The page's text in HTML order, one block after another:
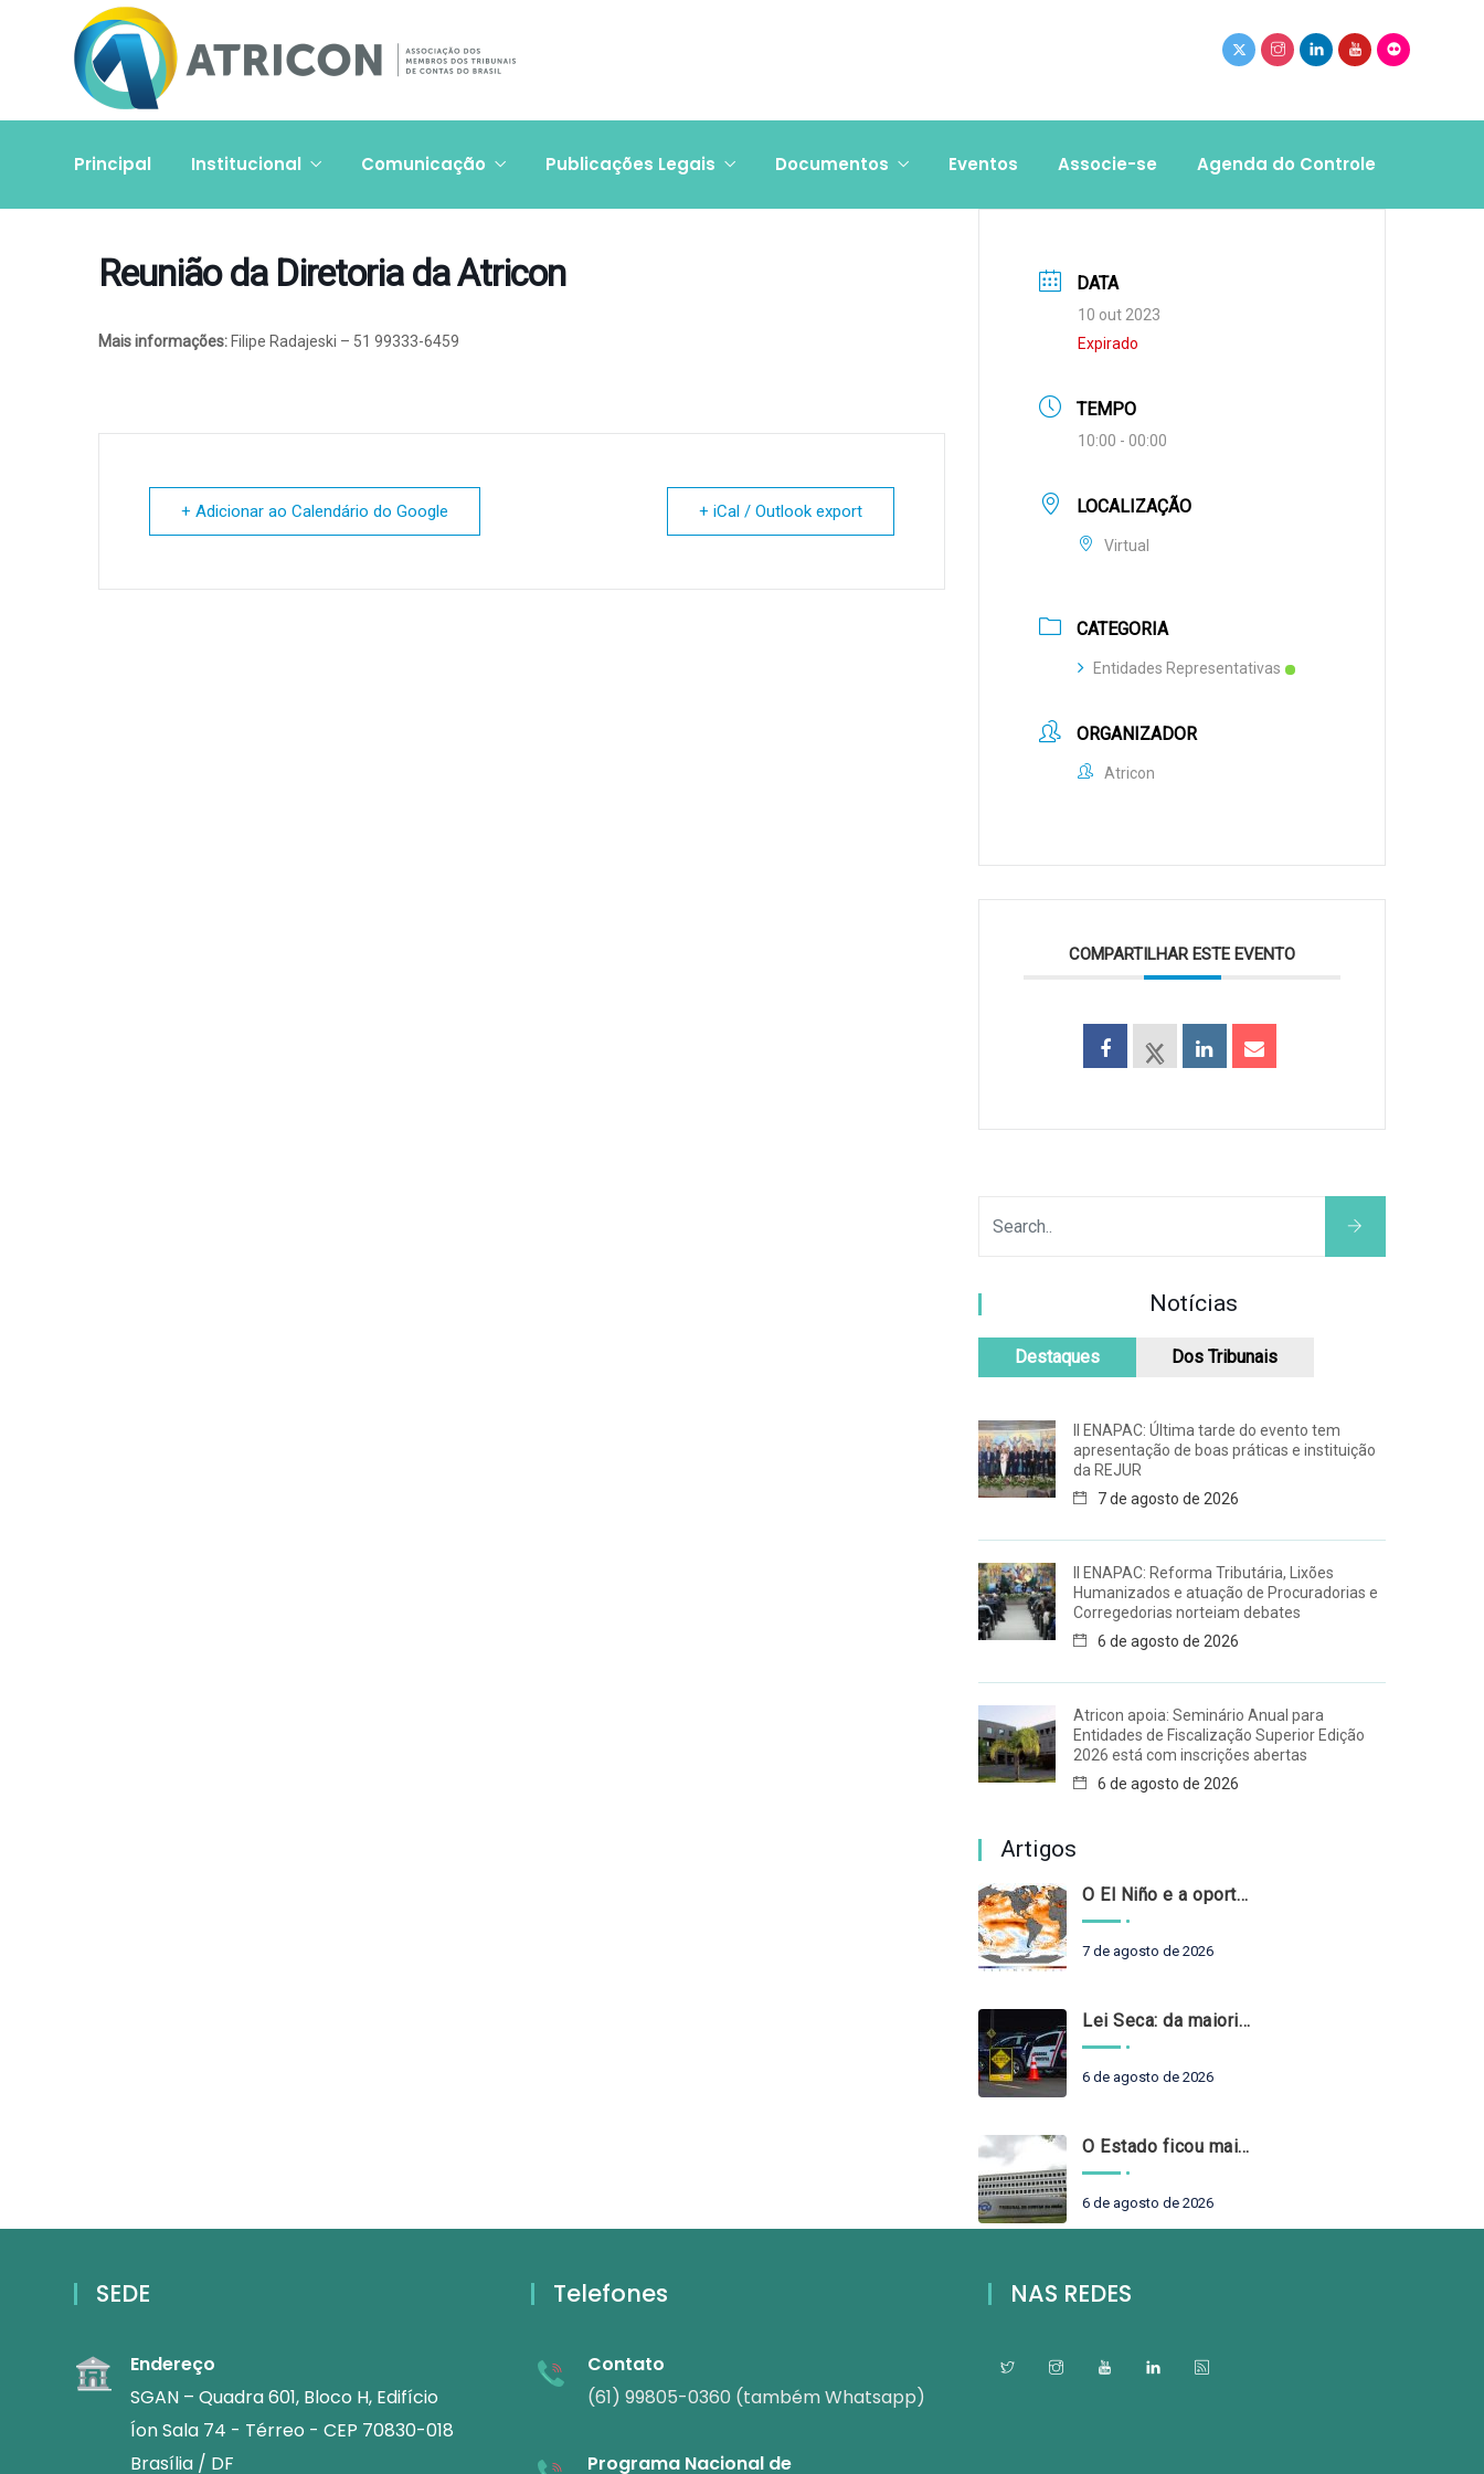
Principal Institucional Comunicação Publicações Legais Documentos Eventos Associe-se Agenda do Controle
Reunião da Diretoria da Atricon
Mais informações: Filipe Radajeski – 51 99333-6459
+ Adicionar ao Calendário do Google + iCal / Outlook export
DATA
10 out 2023
Expirado
TEMPO
10:00 - 00:00
LOCALIZAÇÃO
Virtual
CATEGORIA
Entidades Representativas
ORGANIZADOR
Atricon
COMPARTILHAR ESTE EVENTO
Notícias
Destaques Dos Tribunais
II ENAPAC: Última tarde do evento tem
apresentação de boas práticas e instituição
da REJUR
7 de agosto de 2026
II ENAPAC: Reforma Tributária, Lixões
Humanizados e atuação de Procuradorias e
Corregedorias norteiam debates
6 de agosto de 2026
Atricon apoia: Seminário Anual para
Entidades de Fiscalização Superior Edição
2026 está com inscrições abertas
6 de agosto de 2026
Artigos
O El Niño e a oportunidade de fortalecer o controle externo das políticas climáticas
7 de agosto de 2026
Lei Seca: da maioridade à maturidade
6 de agosto de 2026
O Estado ficou mais complexo. O controle precisa acompanhar
6 de agosto de 2026
SEDE
Endereço
SGAN – Quadra 601, Bloco H, Edifício
Íon Sala 74 - Térreo - CEP 70830-018
Brasília / DF
Telefones
Contato
(61) 99805-0360 (também Whatsapp)
Programa Nacional de
NAS REDES